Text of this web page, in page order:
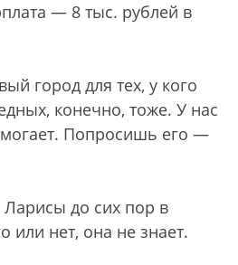
— 8 тыс. рублей в
город для тех, у кого
конечно, тоже. У нас
Попросишь его —
до сих пор в
или нет, она не знает.